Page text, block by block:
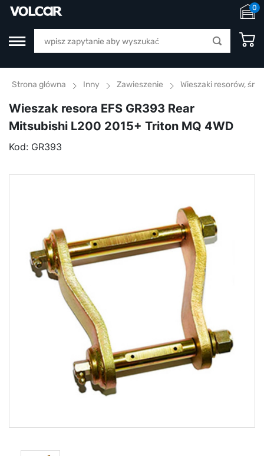
0
Strona główna Inny Zawieszenie Wieszaki resorów,
Wieszak resora EFS GR393 Rear
Mitsubishi L200 2015+ Triton MQ 4WD
Kod: GR393